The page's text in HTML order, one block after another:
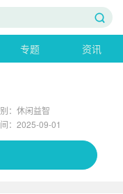
专题 资讯
：休闲益智
：2025-09-01